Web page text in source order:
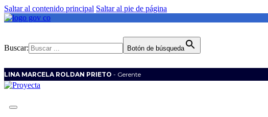
Saltar al contenido principal Saltar al pie de página
Buscar: Botón de búsqueda
LINA MARCELA ROLDAN PRIETO - Gerente